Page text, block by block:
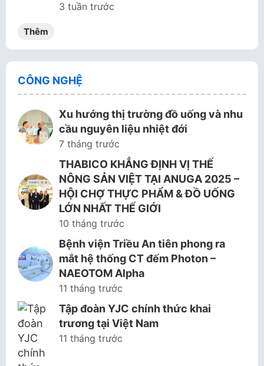
3 tuần trước
Thêm
CÔNG NGHỆ
Xu hướng thị trường đồ uống và nhu
cầu nguyên liệu nhiệt đới
7 tháng trước
THABICO KHẲNG ĐỊNH VỊ THẾ
NÔNG SẢN VIỆT TẠI ANUGA 2025 –
HỘI CHỢ THỰC PHẨM & ĐỒ UỐNG
LỚN NHẤT THẾ GIỚI
10 tháng trước
Bệnh viện Triều An tiên phong ra
mắt hệ thống CT đếm Photon –
NAEOTOM Alpha
11 tháng trước
Tập đoàn YJC chính thức khai
trương tại Việt Nam
11 tháng trước